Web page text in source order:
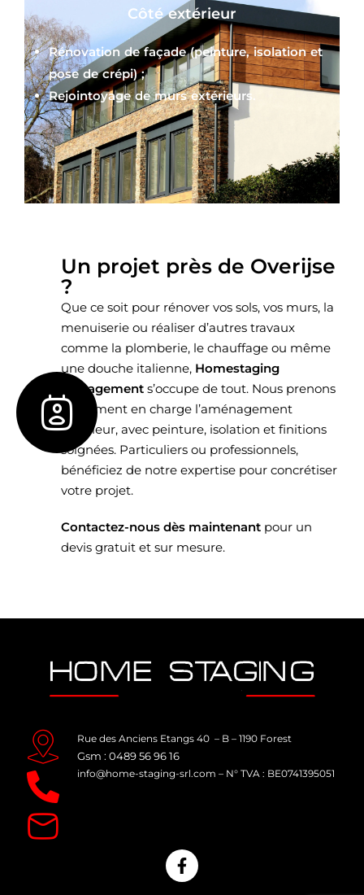
Côté extérieur
Rénovation de façade (peinture, isolation et
pose de crépi) ;
Rejointoyage de murs extérieurs.
Un projet près de Overijse
?
Que ce soit pour rénover vos sols, vos murs, la
menuiserie ou réaliser d’autres travaux
comme la plomberie, le chauffage ou même
une douche italienne, Homestaging
Managements’occupe de tout. Nous prenons
également en charge l’aménagement
extérieur, avec peinture, isolation et finitions
soignées. Particuliers ou professionnels,
bénéficiez de notre expertise pour concrétiser
votre projet.
Contactez-nous dès maintenantpour un
devis gratuit et sur mesure.
Rue des Anciens Etangs 40 – B – 1190 Forest
Gsm : 0489 56 96 16
info@home-staging-srl.com – N° TVA : BE0741395051